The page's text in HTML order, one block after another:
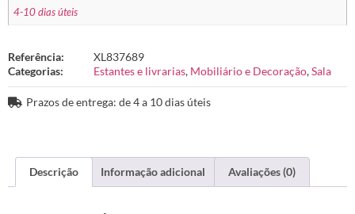
4-10 dias úteis
Referência:
XL837689
Categorias:
Estantes e livrarias, Mobiliário e Decoração,Sala
Prazos de entrega: de 4 a 10 dias úteis
Descrição Informação adicional Avaliações (0)